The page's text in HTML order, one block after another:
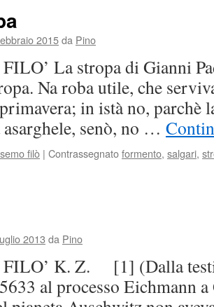
Guane
Cismon
2015da Pino
La stropa di Gianni
Na roba utile, che
in istà no, parchè
senò, no …
filò | Contrassegnatoformento, salgari,
2013 da Pino
K. Z. [1] (Dalla
al processo Eichmann